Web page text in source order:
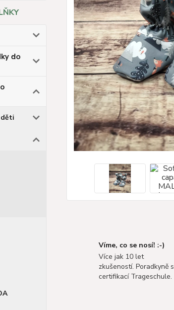
do
Víme, co se nosí! :-)
Více jak 10 let
zkušeností. Poradkyně s
certifikací Trageschule.